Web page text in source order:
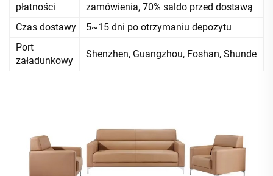
płatności
zamówienia, 70% saldo przed dostawą
Czas dostawy
5~15 dni po otrzymaniu depozytu
Port
załadunkowy
Shenzhen, Guangzhou, Foshan, Shunde